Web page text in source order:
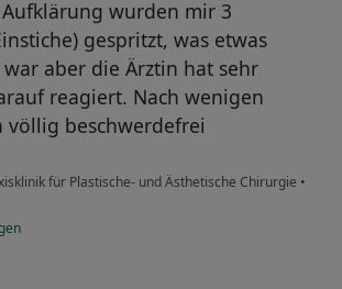
wurden mir 3
gespritzt, was etwas
aber die Ärztin hat sehr
reagiert. Nach wenigen
völlig beschwerdefrei
für Plastische- und Ästhetische Chirurgie •